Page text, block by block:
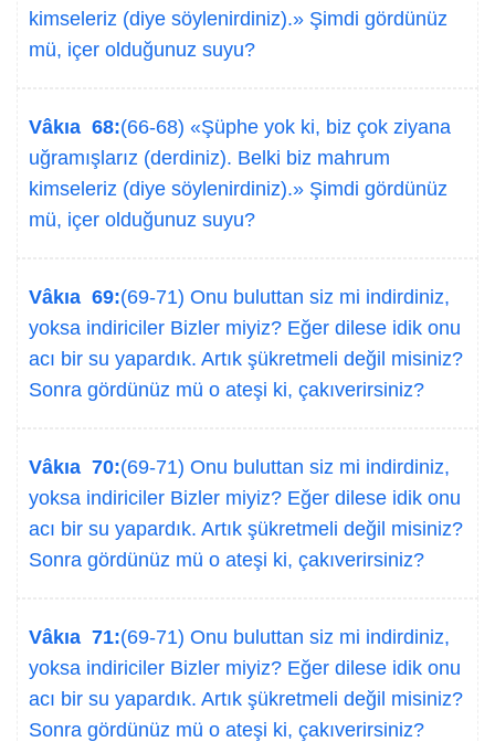
kimseleriz (diye söylenirdiniz).» Şimdi gördünüz
mü, içer olduğunuz suyu?
Vâkıa 68:(66-68) «Şüphe yok ki, biz çok ziyana
uğramışlarız (derdiniz). Belki biz mahrum
kimseleriz (diye söylenirdiniz).» Şimdi gördünüz
mü, içer olduğunuz suyu?
Vâkıa 69:(69-71) Onu buluttan siz mi indirdiniz,
yoksa indiriciler Bizler miyiz? Eğer dilese idik onu
acı bir su yapardık. Artık şükretmeli değil misiniz?
Sonra gördünüz mü o ateşi ki, çakıverirsiniz?
Vâkıa 70:(69-71) Onu buluttan siz mi indirdiniz,
yoksa indiriciler Bizler miyiz? Eğer dilese idik onu
acı bir su yapardık. Artık şükretmeli değil misiniz?
Sonra gördünüz mü o ateşi ki, çakıverirsiniz?
Vâkıa 71:(69-71) Onu buluttan siz mi indirdiniz,
yoksa indiriciler Bizler miyiz? Eğer dilese idik onu
acı bir su yapardık. Artık şükretmeli değil misiniz?
Sonra gördünüz mü o ateşi ki, çakıverirsiniz?